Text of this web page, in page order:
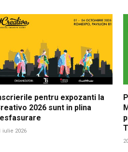
pentru expozanti la
2026 sunt in plina
iulie 2026